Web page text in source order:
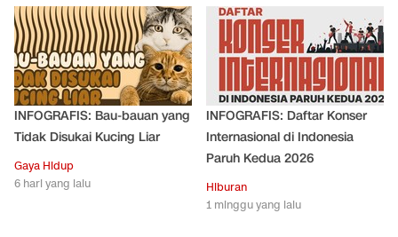
INFOGRAFIS: Bau-bauan yang
Tidak Disukai Kucing Liar
Gaya Hidup
6 hari yang lalu
INFOGRAFIS: Daftar Konser
Internasional di Indonesia
Paruh Kedua 2026
Hiburan
1 minggu yang lalu